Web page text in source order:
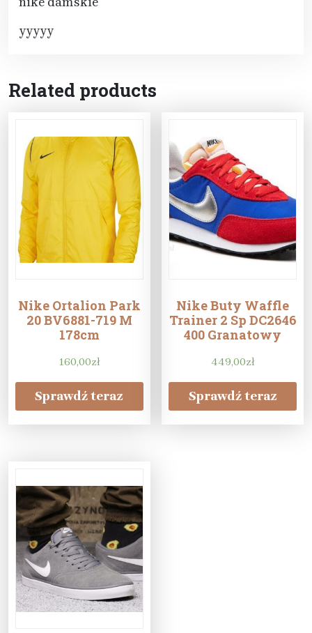
yyyyy
Related products
Nike Ortalion Park
20 BV6881-719 M
178cm
160,00zł
Sprawdź teraz
Nike Buty Waffle
Trainer 2 Sp DC2646
400 Granatowy
449,00zł
Sprawdź teraz